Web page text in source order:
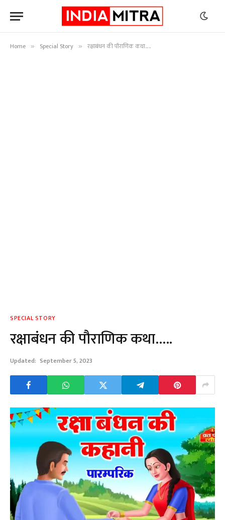
Home » Special Story » रक्षाबंधन की पौराणिक कथा…..
SPECIAL STORY
रक्षाबंधन की पौराणिक कथा…..
Updated: September 5, 2023